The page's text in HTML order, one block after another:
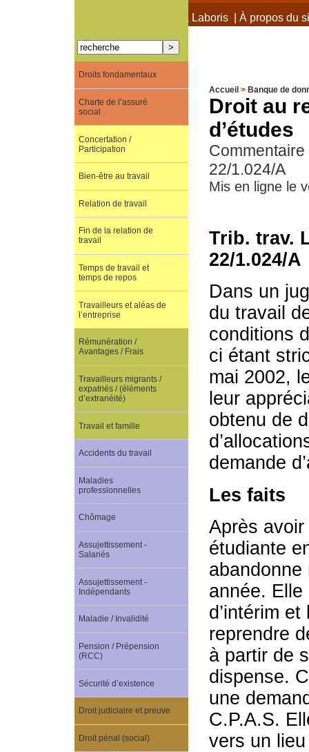
À propos de Terra Laboris| À propos du
Accueil > Banque de
Droit au
d’études
22/1.024/A
Mis en ligne le
Trib. trav.
22/1.024/A
Dans un
du travail
conditions
ci étant
mai 2002,
leur
obtenu de
demande
Les faits
Après
étudiante
année.
d’intérim
reprendre
à partir de
dispense.
une
C.P.A.S.
vers un lieu
Droits fondamentaux
Charte de l’assuré
social
Concertation /
Participation
Bien-être au travail
Relation de travail
Fin de la relation de
travail
Temps de travail et
temps de repos
Travailleurs et aléas de
l’entreprise
Rémunération /
Avantages / Frais
Travailleurs migrants /
expatriés / (éléments
d’extranéité)
Travail et famille
Accidents du travail
Maladies
professionnelles
Chômage
Assujettissement -
Salariés
Assujettissement -
Indépendants
Maladie / Invalidité
Pension / Prépension
(RCC)
Sécurité d’existence
Droit judiciaire et preuve
Droit pénal (social)